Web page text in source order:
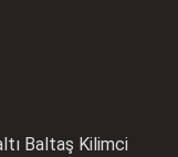
Baltaş Kilimci